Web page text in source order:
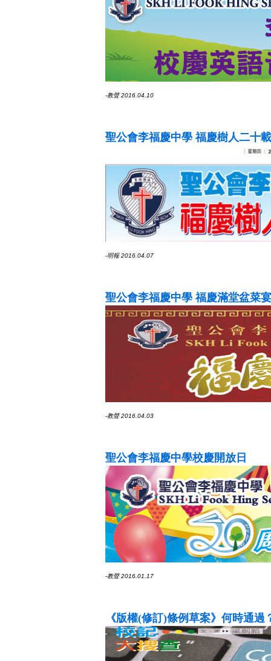
-教聲 2016.04.10
聖公會李福慶中學 福慶樹人二十
-明報 2016.04.07
聖公會李福慶中學 福慶滿堂盆菜宴
-教聲 2016.04.03
聖公會李福慶中學校慶開放日
-教聲 2016.01.17
《版權(修訂)條例草案》何時通